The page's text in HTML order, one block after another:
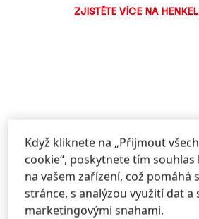
ZJISTĚTE VÍCE NA
Když kliknete na „Přijmout
cookie“, poskytnete tím
na vašem zařízení, což pomáhá
stránce, s analýzou využití dat a
marketingovými snahami.